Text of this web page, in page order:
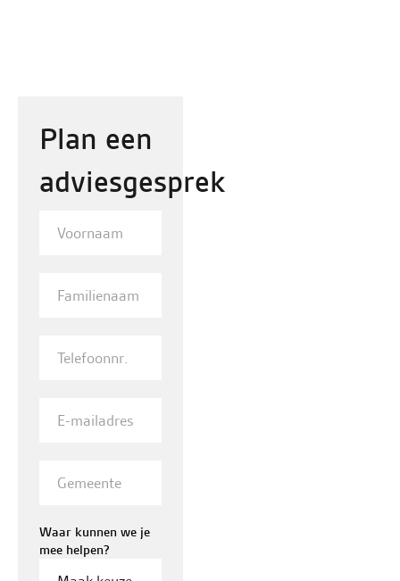
Plan een
adviesgesprek
mailadres
Waar kunnen we je
mee helpen?